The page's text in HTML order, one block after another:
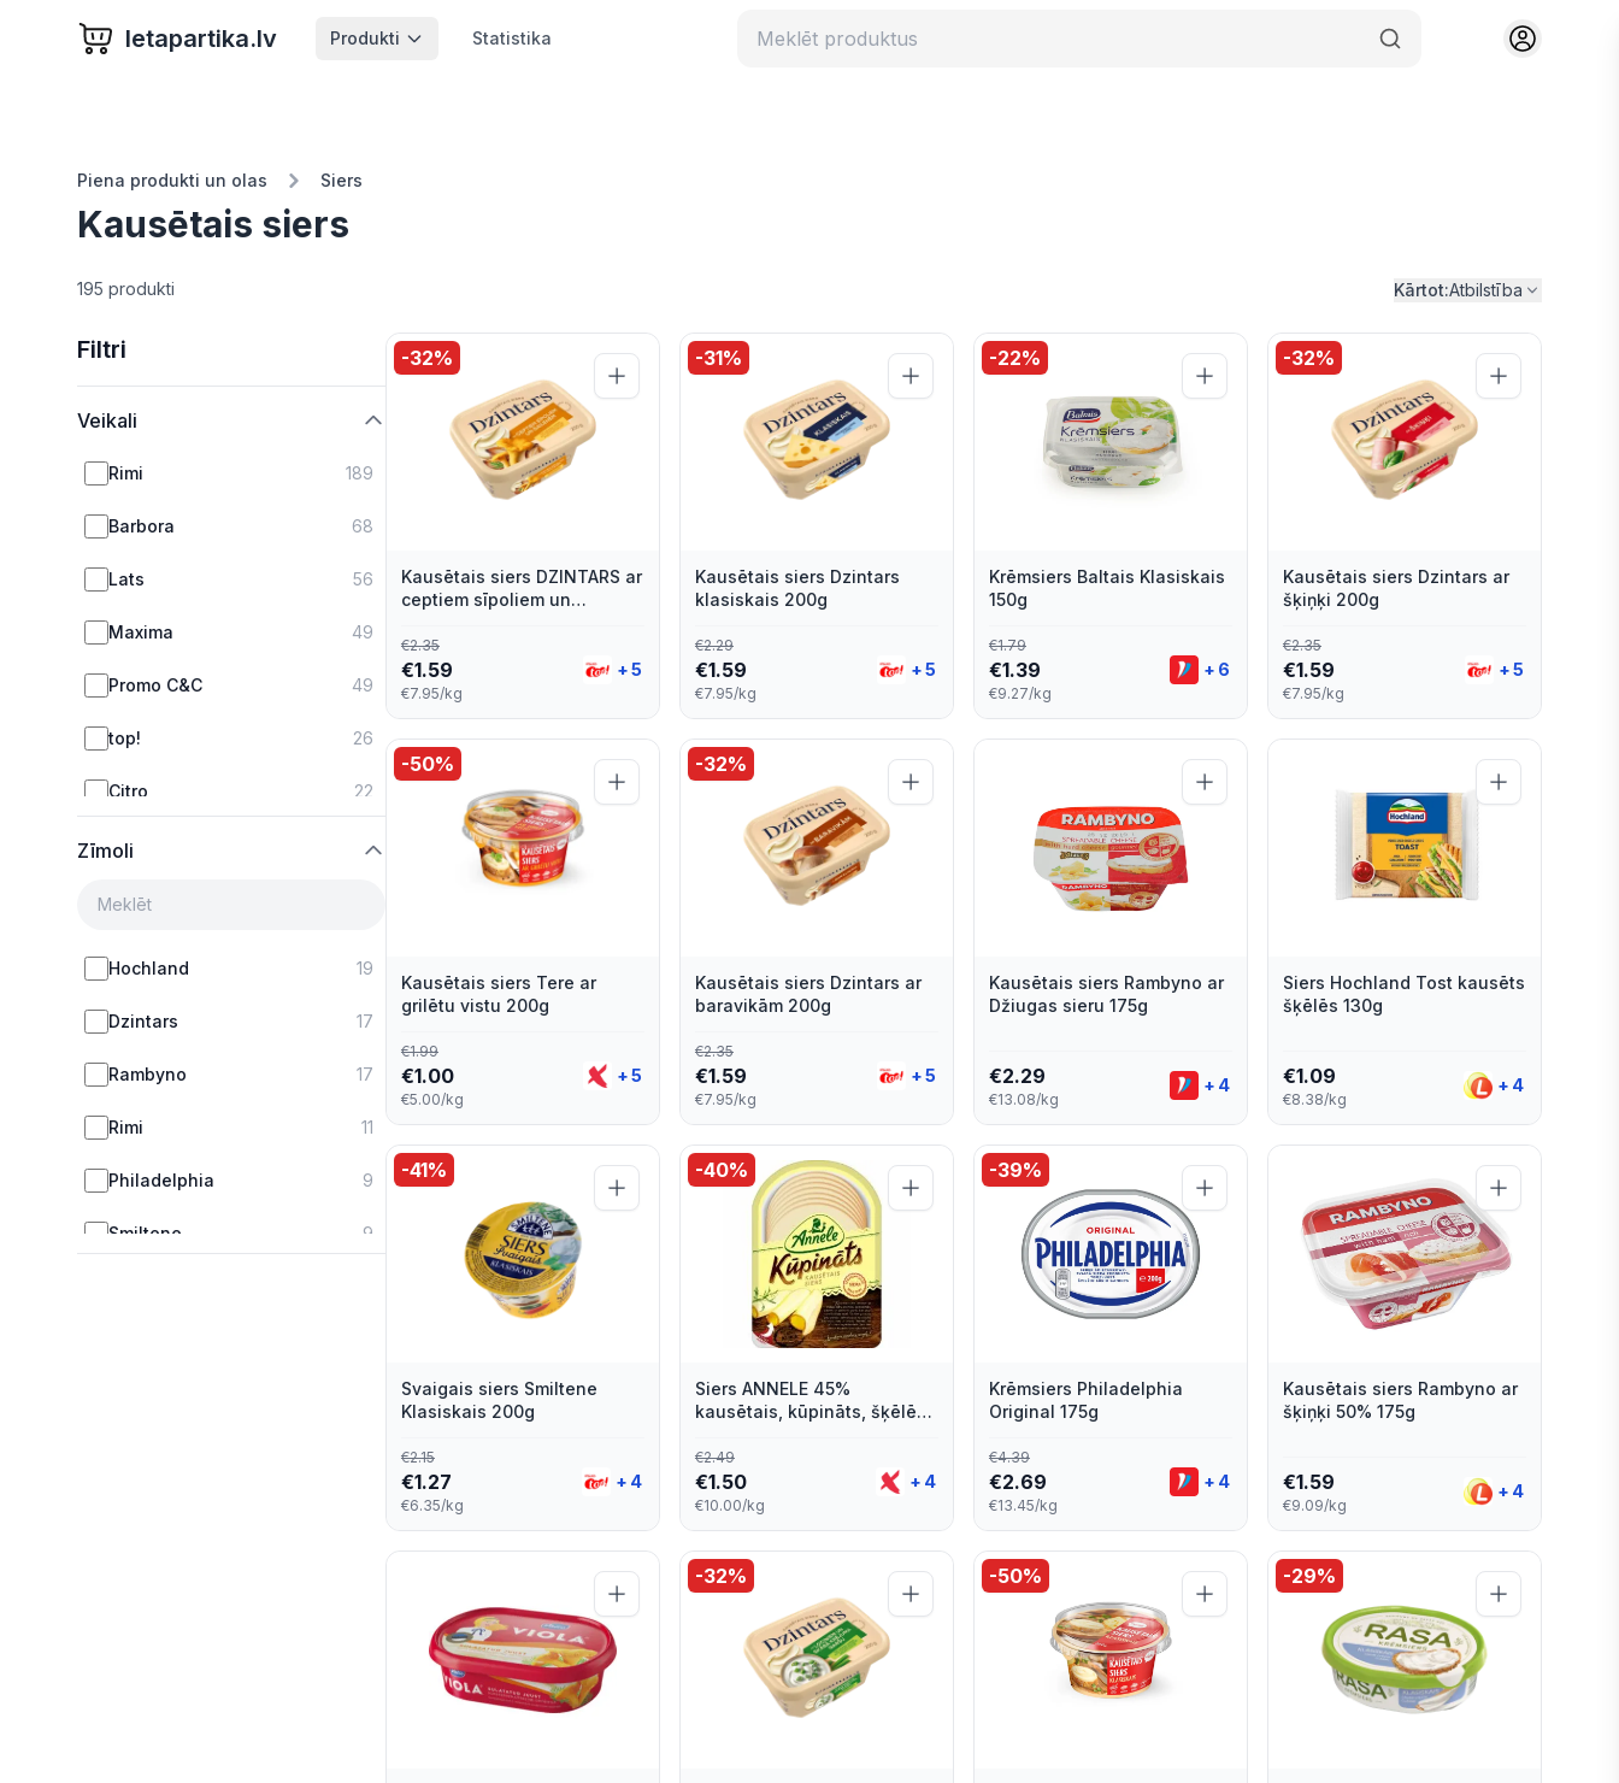
letapartika.lv Produkti Statistika
Piena produkti un olas Siers
Kausētais siers
195 produkti Kārtot:Atbilstība
Filtri
Veikali
Rimi 189
Barbora 68
Lats 56
Maxima 49
Promo C&C 49
top! 26
Citro 22
Velto 7
Zīmoli
Hochland 19
Dzintars 17
Rambyno 17
Rimi 11
Philadelphia 9
Smiltene 9
-32%
Kausētais siers DZINTARS ar
ceptiem sīpoliem un
€2.35
€1.59
€7.95/kg
+5
-31%
Kausētais siers Dzintars
klasiskais 200g
€2.29
€1.59
€7.95/kg
+5
-22%
Krēmsiers Baltais Klasiskais
150g
€1.79
€1.39
€9.27/kg
+ 6
-32%
Kausētais siers Dzintars ar
šķiņķi 200g
€2.35
€1.59
€7.95/kg
+5
-50%
Kausētais siers Tere ar
grilētu vistu 200g
€1.99
€1.00
€5.00/kg
+5
-32%
Kausētais siers Dzintars ar
baravikām 200g
€2.35
€1.59
€7.95/kg
+5
Kausētais siers Rambyno ar
Džiugas sieru 175g
€2.29
€13.08/kg
+ 4
Siers Hochland Tost kausēts
šķēlēs 130g
€1.09
€8.38/kg
+ 4
-41%
Svaigais siers Smiltene
Klasiskais 200g
€2.15
€1.27
€6.35/kg
+ 4
-40%
Siers ANNELE 45%
kausētais, kūpināts, šķēlēs,
€2.49
€1.50
€10.00/kg
+ 4
-39%
Krēmsiers Philadelphia
Original 175g
€4.39
€2.69
€13.45/kg
+ 4
Kausētais siers Rambyno ar
šķiņķi 50% 175g
€1.59
€9.09/kg
+ 4
-32% -50% -29%